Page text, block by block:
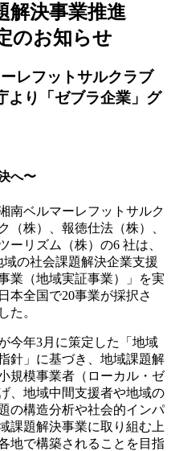
解決事業推進
のお知らせ
レフットサルクラブ
より「ゼブラ企業」グ
へ〜
南ベルマーレフットサルク
（株）、報徳仕法（株）、
ーリズム（株）の6 社は、
の社会課題解決企業支援
業（地域実証事業）」を実
本全国で20事業が採択さ
た。
今年3月に策定した「地域
針」に基づき、地域課題解
規模事業者（ローカル・ゼ
、地域中間支援者や地域の
の構造分析や社会的インパ
課題解決事業に取り組む上
地で構築されることを目指